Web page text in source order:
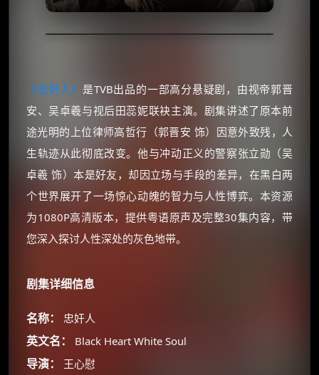
《忠奸人》 是TVB出品的一部高分悬疑剧，由视帝郭晋
安、吴卓羲与视后田蕊妮联袂主演。剧集讲述了原本前
途光明的上位律师高哲行（郭晋安 饰）因意外致残，人
生轨迹从此彻底改变。他与冲动正义的警察张立勋（吴
卓羲 饰）本是好友，却因立场与手段的差异，在黑白两
个世界展开了一场惊心动魄的智力与人性博弈。本资源
为1080P高清版本，提供粤语原声及完整30集内容，带
您深入探讨人性深处的灰色地带。
剧集详细信息
名称： 忠奸人
英文名： Black Heart White Soul
导演： 王心慰